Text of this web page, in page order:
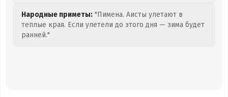
Народные приметы: "Пимена. Аисты улетают в
теплые края. Если улетели до этого дня — зима будет
ранней."